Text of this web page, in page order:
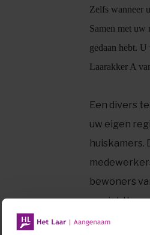
Zelfs wanneer
Samen met uw
gedaan hebt.
Laarakker A
Een divers
uw eigen
huiskamers.
bewoners
stimuleert.